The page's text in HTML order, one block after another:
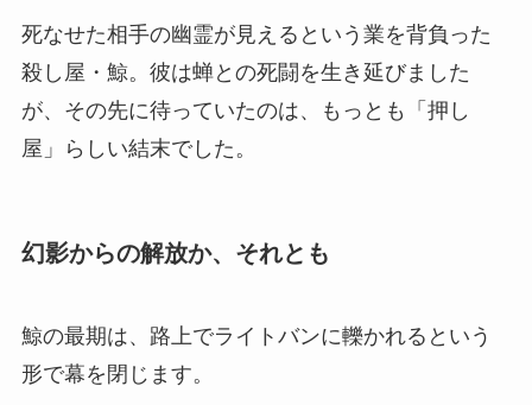
死なせた相手の幽霊が見えるという業を背負った
殺し屋・鯨。彼は蝉との死闘を生き延びました
が、その先に待っていたのは、もっとも「押し
屋」らしい結末でした。
幻影からの解放か、それとも
鯨の最期は、路上でライトバンに轢かれるという
形で幕を閉じます。